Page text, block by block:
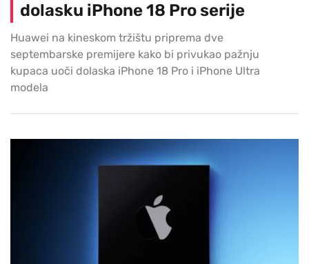
dolasku iPhone 18 Pro serije
Huawei na kineskom tržištu priprema dve
septembarske premijere kako bi privukao pažnju
kupaca uoči dolaska iPhone 18 Pro i iPhone Ultra
modela